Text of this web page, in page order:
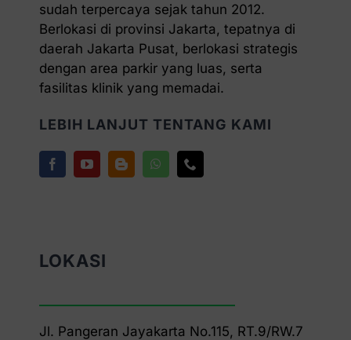
sudah terpercaya sejak tahun 2012.
Berlokasi di provinsi Jakarta, tepatnya di
daerah Jakarta Pusat, berlokasi strategis
dengan area parkir yang luas, serta
fasilitas klinik yang memadai.
LEBIH LANJUT TENTANG KAMI
LOKASI
Jl. Pangeran Jayakarta No.115, RT.9/RW.7